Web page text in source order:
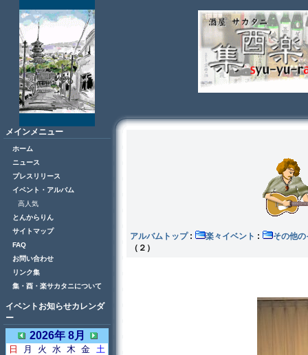
メインメニュー
ホーム
ニュース
プレスリリース
イベント・アルバム
高人気
とんからりん
サイトマップ
FAQ
お問い合わせ
リンク集
集・酉・楽サカタニについて
イベントお知らせカレンダ
ー
2026年 8月
日 月 火 水 木 金 土
アルバムトップ: 楽々イベント :
その
（２）